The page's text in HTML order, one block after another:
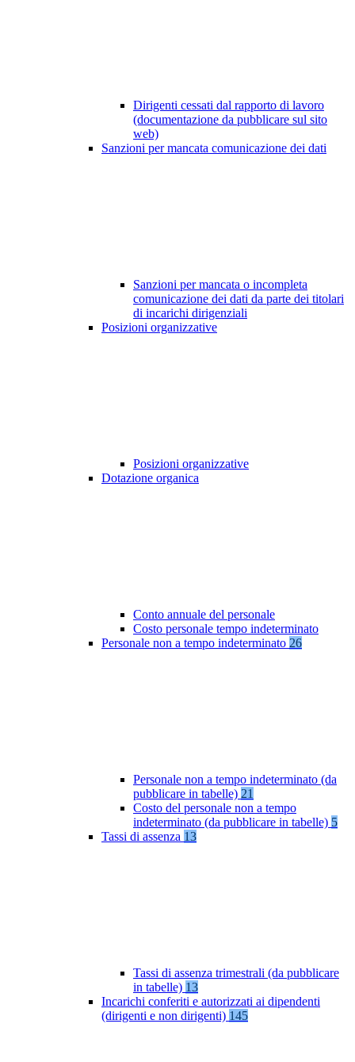
Dirigenti cessati dal rapporto di lavoro
(documentazione da pubblicare sul sito
web)
Sanzioni per mancata comunicazione dei dati
Sanzioni per mancata o incompleta
comunicazione dei dati da parte dei titolari
di incarichi dirigenziali
Posizioni organizzative
Posizioni organizzative
Dotazione organica
Conto annuale del personale
Costo personale tempo indeterminato
Personale non a tempo indeterminato 26
Personale non a tempo indeterminato (da
pubblicare in tabelle) 21
Costo del personale non a tempo
indeterminato (da pubblicare in tabelle) 5
Tassi di assenza 13
Tassi di assenza trimestrali (da pubblicare
in tabelle) 13
Incarichi conferiti e autorizzati ai dipendenti
(dirigenti e non dirigenti) 145